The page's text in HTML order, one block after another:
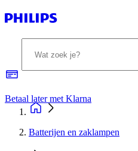
Betaal later met Klarna
Batterijen en zaklampen